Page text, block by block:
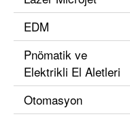
EDM
Pnömatik ve
Elektrikli El Aletleri
Otomasyon